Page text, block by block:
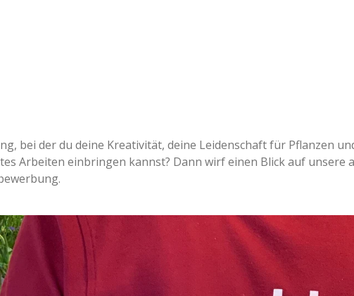
bei der du deine Kreativität, deine Leidenschaft für Pflanzen
Arbeiten einbringen kannst? Dann wirf einen Blick auf unsere